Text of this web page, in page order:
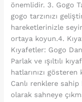
önemlidir. 3. Gogo
gogo tarzınızı
hareketlerinizle
ortaya koyun.4.
Kıyafetler: Gogo
Parlak ve ışıltılı
hatlarınızı gösteren
Canlı renklere
olarak sahneye